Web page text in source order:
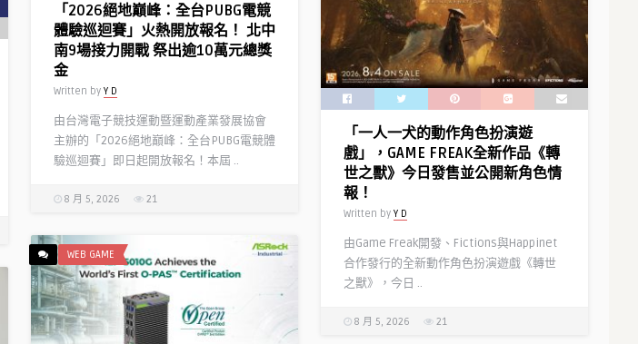
「2026絕地巔峰：全台PUBG電競
體驗巡迴賽」火熱開放報名！ 北中
南9場接力開戰 祭出逾10萬元總獎
金
Written by Y D
由台灣電子競技運動暨運動產業發展協會
主辦的「2026絕地巔峰：全台PUBG電競體
驗巡迴賽」即日起開放報名！本屆 ..
8 月 5, 2026 21
「一人一犬的動作角色扮演遊
戲」，GAME FREAK全新作品《轉
世之獸》今日發售並公開新角色情
報！
Written by Y D
由Game Freak開發、Fictions與Happinet
合作發行的全新動作角色扮演遊戲《轉世
之獸》，今日 ..
8 月 5, 2026 21
WEB GAME